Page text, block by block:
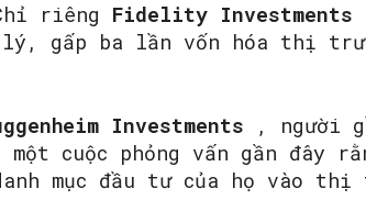
riêng Fidelity Investments
lý, gấp ba lần vốn hóa thị
Investments , người
cuộc phỏng vấn gần đây
mục đầu tư của họ vào thị